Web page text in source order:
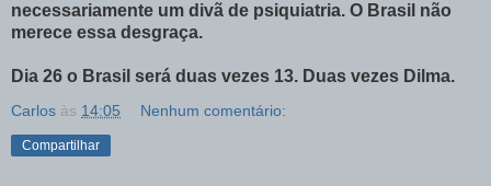
necessariamente um divã de psiquiatria. O Brasil não
merece essa desgraça.
Dia 26 o Brasil será duas vezes 13. Duas vezes Dilma.
Carlos às 14:05 Nenhum comentário:
Compartilhar